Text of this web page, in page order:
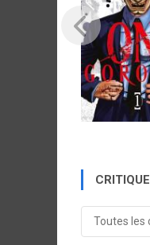
Toutes les